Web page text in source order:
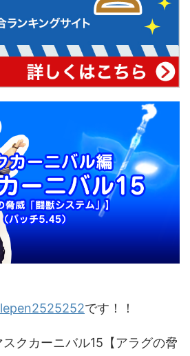
です！！
クカーニバル15【アラグの脅